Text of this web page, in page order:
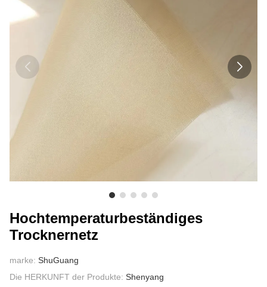
NACHRICHTEN
FABRIK
KONTAKTIERE UNS
ÜBER UNS
Hochtemperaturbeständiges
Trocknernetz
marke: ShuGuang
Die HERKUNFT der Produkte: Shenyang